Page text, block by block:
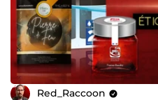
Red_Raccoon